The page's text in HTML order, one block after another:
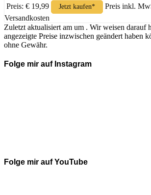
Preis: € 19,99
Jetzt kaufen*
Preis inkl.
Versandkosten
Zuletzt aktualisiert am um . Wir weisen darauf
angezeigte Preise inzwischen geändert haben
ohne Gewähr.
Folge mir auf Instagram
Folge mir auf YouTube